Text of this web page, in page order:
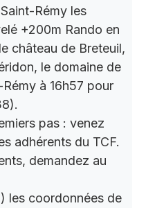
Rémy les
+200m Rando en
château de Breteuil,
le domaine de
à 16h57 pour
pas : venez
adhérents du TCF.
demandez au
les coordonnées de